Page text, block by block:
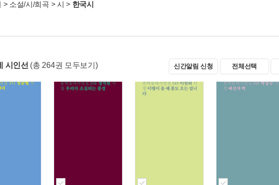
> 소설/시/희곡 > 시 > 한국시
시인선 (총 264권 모두보기) 신간알림 신청 전체선택